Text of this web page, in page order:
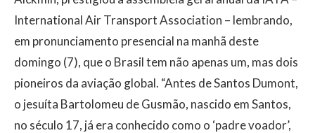
International Air Transport Association – lembrando,
em pronunciamento presencial na manhã deste
domingo (7), que o Brasil tem não apenas um, mas dois
pioneiros da aviação global. “Antes de Santos Dumont,
o jesuíta Bartolomeu de Gusmão, nascido em Santos,
no século 17, já era conhecido como o ‘padre voador’,